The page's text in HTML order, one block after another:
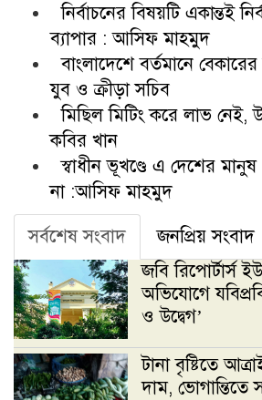
নির্বাচনের বিষয়টি একান্তই
ব্যাপার : আসিফ মাহমুদ
বাংলাদেশে বর্তমানে
যুব ও ক্রীড়া সচিব
মিছিল মিটিং করে লাভ নেই,
কবির খান
স্বাধীন ভূখণ্ডে এ দেশের
না :আসিফ মাহমুদ
সর্বশেষ সংবাদ
জনপ্রিয় সংবাদ
জবি রিপোর্টার্স
অভিযোগে
ও উদ্বেগ’
টানা বৃষ্টিতে
দাম, ভোগান্তিতে